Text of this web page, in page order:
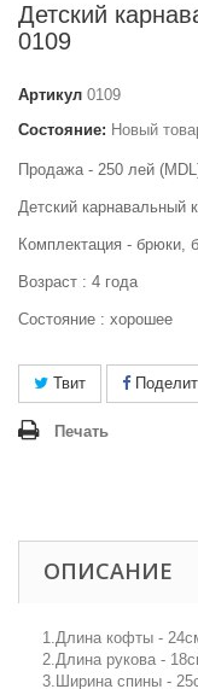
Детский
0109
Артикул 0109
Состояние: Новый
Продажа - 250 лей
Детский карнавальный
Комплектация - брюки,
Возраст : 4 года
Состояние : хорошее
Твит
Печать
ОПИСАНИЕ
1.Длина кофты -
2.Длина рукова -
3.Ширина спины -